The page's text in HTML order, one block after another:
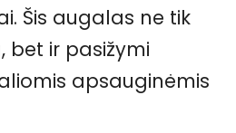
Šis augalas ne tik
bet ir pasižymi
apsauginėmis